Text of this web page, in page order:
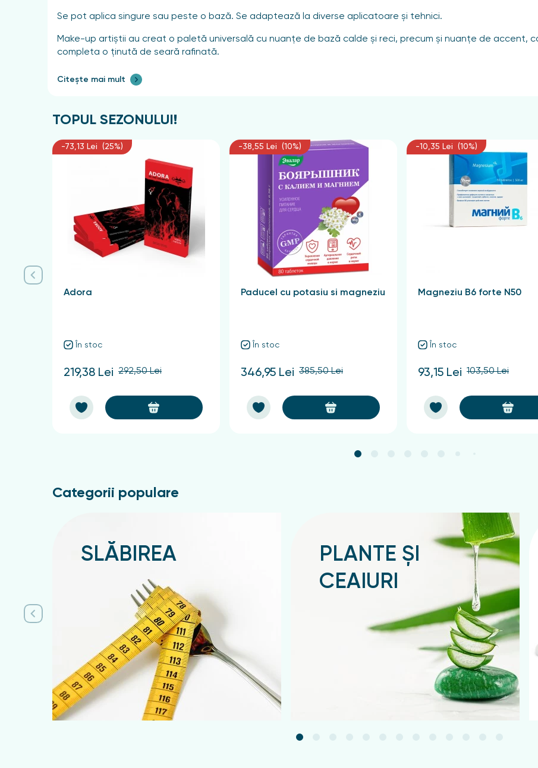
Se pot aplica singure sau peste o bază. Se adaptează la diverse aplicatoare și tehnici.
Make-up artiștii au creat o paletă universală cu nuanțe de bază calde și reci, precum și nuanțe de accent,
completa o ținută de seară rafinată.
Cutiuța elegantă, pătrată, cu vizualizare a nuanței, vă va oferi o plăcere estetică.
Cu ajutorul unei pensule, aplicați uniform, printr-o mișcare ușoară, nuanța aleasă de fard pe pleoape.
Recomandare: în cazul pleoapelor grase și căzute, se recomandă aplicarea fardului peste o bază.
Talc, Mica, Silica, Palmitat de etilhexil, Stearat de magneziu, poliizobuten, bis-digliceril poliaciladipat-2,
fenoxietanol, 1,2-hexandiol, caprilil glicol, acetat de tocoferil, etilhexilglicerină, (+/- CI 15850, CI 15880, CI 15985,
77491, CI 77492, CI 77499, CI 77510, CI 77891).
Citește mai mult
TOPUL SEZONULUI!
-73,13 Lei (25%)
Adora
În stoc
219,38 Lei 292,50 Lei
-38,55 Lei (10%)
Paducel cu potasiu si magneziu
În stoc
346,95 Lei 385,50 Lei
-10,35 Lei (10%)
Magneziu B6 forte N50
În stoc
93,15 Lei 103,50 Lei
Categorii populare
SLĂBIREA
PLANTE ȘI
CEAIURI